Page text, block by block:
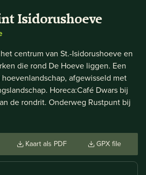
Isidorushoeve
centrum van St.-Isidorushoeve en
die rond De Hoeve liggen. Een
afgewisseld met
Horeca:Café Dwars bij
de rondrit. Onderweg Rustpunt bij
Kaart als PDF GPX file